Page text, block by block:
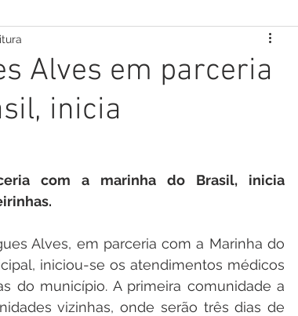
Esporte e Lazer
Comemorativas
Alves em parceria
inicia
com a marinha do Brasil, inicia
Alves, em parceria com a Marinha do
iniciou-se os atendimentos médicos
do município. A primeira comunidade a
vizinhas, onde serão três dias de